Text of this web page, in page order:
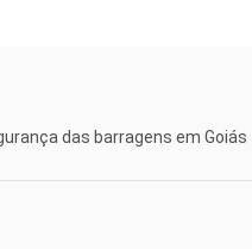
das barragens em Goiás